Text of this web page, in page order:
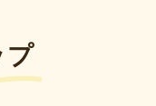
プ